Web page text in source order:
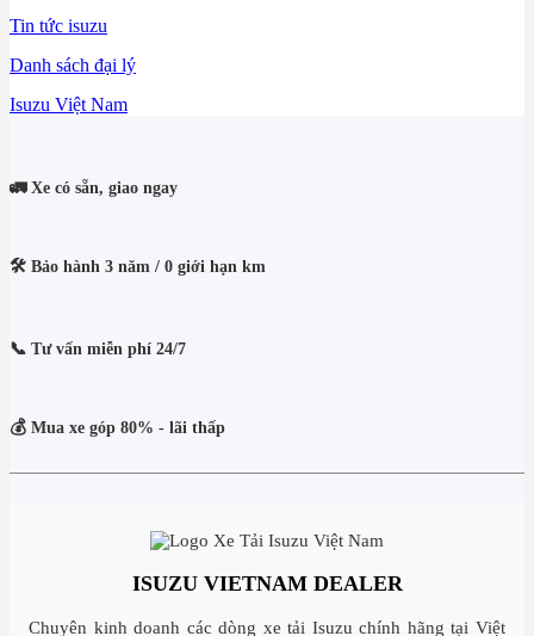
Tin tức isuzu
Danh sách đại lý
Isuzu Việt Nam
🚛 Xe có sẵn, giao ngay
🛠️ Bảo hành 3 năm / 0 giới hạn km
📞 Tư vấn miễn phí 24/7
💰 Mua xe góp 80% - lãi thấp
ISUZU VIETNAM DEALER
Chuyên kinh doanh các dòng xe tải Isuzu chính hãng tại Việt